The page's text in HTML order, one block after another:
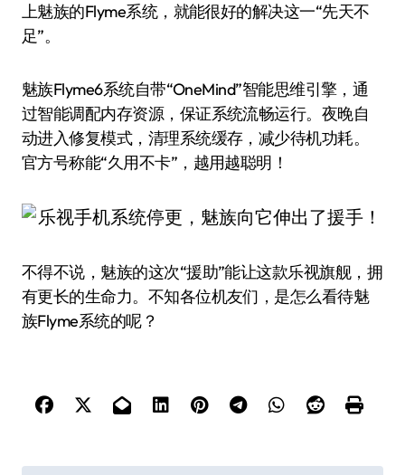
上魅族的Flyme系统，就能很好的解决这一“先天不
足”。
魅族Flyme6系统自带“OneMind”智能思维引擎，通
过智能调配内存资源，保证系统流畅运行。夜晚自
动进入修复模式，清理系统缓存，减少待机功耗。
官方号称能“久用不卡”，越用越聪明！
不得不说，魅族的这次“援助”能让这款乐视旗舰，拥
有更长的生命力。不知各位机友们，是怎么看待魅
族Flyme系统的呢？